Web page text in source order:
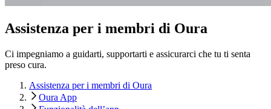
Assistenza per i membri di Oura
Ci impegniamo a guidarti, supportarti e assicurarci che tu ti senta
preso cura.
Assistenza per i membri di Oura
Oura App